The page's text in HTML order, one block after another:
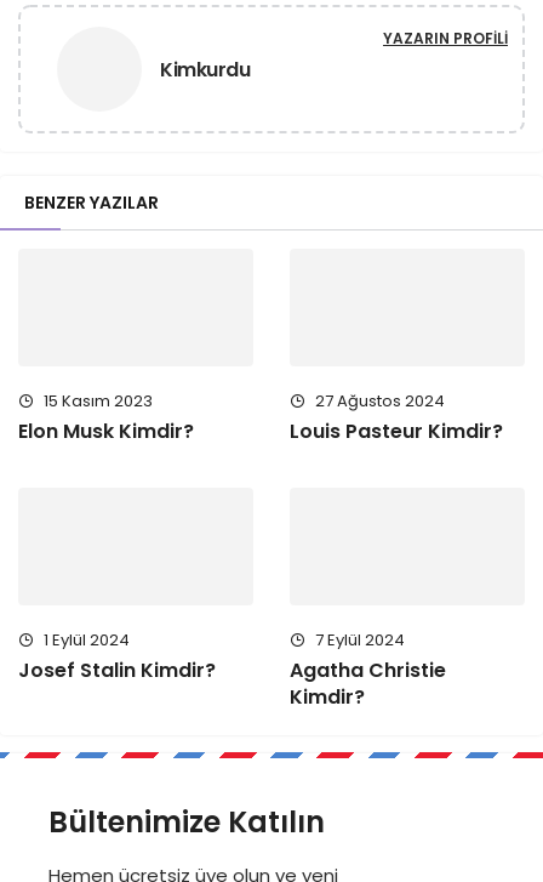
Kimkurdu
YAZARIN PROFILI
BENZER YAZILAR
15 Kasım 2023
Elon Musk Kimdir?
27 Ağustos 2024
Louis Pasteur Kimdir?
1 Eylül 2024
Josef Stalin Kimdir?
7 Eylül 2024
Agatha Christie
Kimdir?
Bültenimize Katılın
Hemen ücretsiz üye olun ve yeni